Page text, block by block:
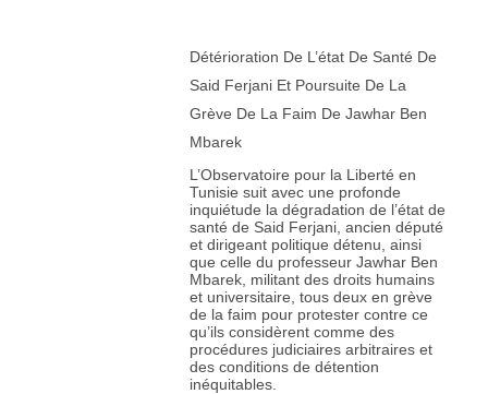
Détérioration De L’état De Santé De
Said Ferjani Et Poursuite De La
Grève De La Faim De Jawhar Ben
Mbarek
L’Observatoire pour la Liberté en
Tunisie suit avec une profonde
inquiétude la dégradation de l’état de
santé de Said Ferjani, ancien député
et dirigeant politique détenu, ainsi
que celle du professeur Jawhar Ben
Mbarek, militant des droits humains
et universitaire, tous deux en grève
de la faim pour protester contre ce
qu’ils considèrent comme des
procédures judiciaires arbitraires et
des conditions de détention
inéquitables.